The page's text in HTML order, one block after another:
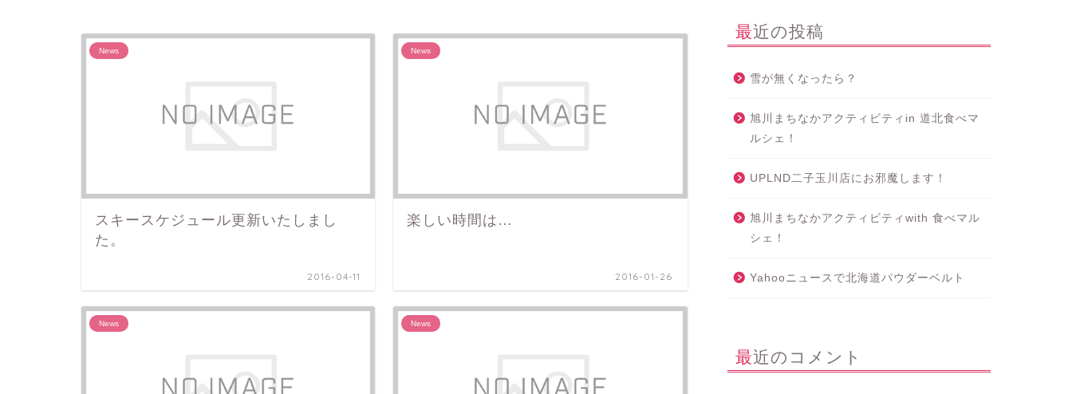
News
スキースケジュール更新いたしまし
た。
2016-04-11
News
楽しい時間は…
2016-01-26
News News
最近の投稿
雪が無くなったら？
旭川まちなかアクティビティin 道北食べマ
ルシェ！
UPLND二子玉川店にお邪魔します！
旭川まちなかアクティビティwith 食べマル
シェ！
Yahooニュースで北海道パウダーベルト
最近のコメント